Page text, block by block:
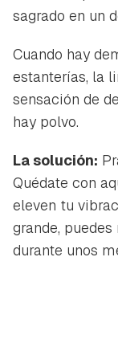
sagrado en un
Cuando hay
estanterías, la
sensación de
hay polvo.
La solución:
Quédate con
eleven tu
grande,
durante unos